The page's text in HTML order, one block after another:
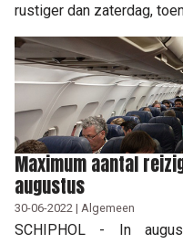
rustiger dan zaterdag,
Maximum aantal
augustus
30-06-2022 | Algemeen
SCHIPHOL - In